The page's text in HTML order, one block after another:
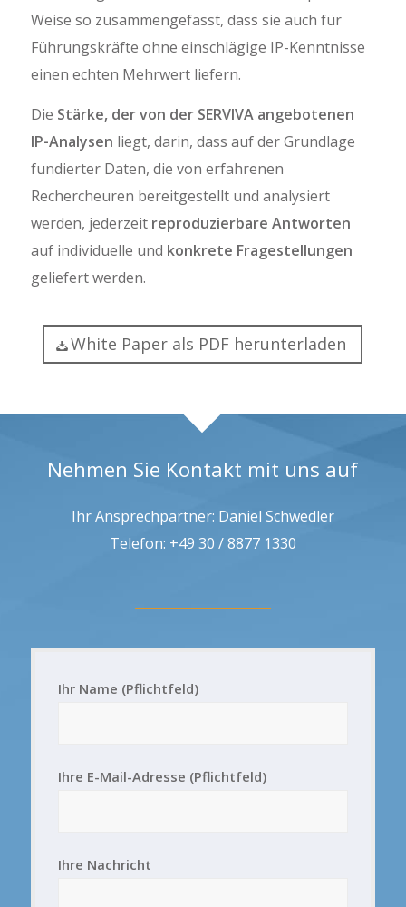
Weise so zusammengefasst, dass sie auch für
Führungskräfte ohne einschlägige IP-Kenntnisse
einen echten Mehrwert liefern.
Die Stärke, der von der SERVIVA angebotenen
IP-Analysen liegt, darin, dass auf der Grundlage
fundierter Daten, die von erfahrenen
Rechercheuren bereitgestellt und analysiert
werden, jederzeit reproduzierbare Antworten
auf individuelle und konkrete Fragestellungen
geliefert werden.
White Paper als PDF herunterladen
Nehmen Sie Kontakt mit uns auf
Ihr Ansprechpartner: Daniel Schwedler
Telefon: +49 30 / 8877 1330
Ihr Name (Pflichtfeld)
Ihre E-Mail-Adresse (Pflichtfeld)
Ihre Nachricht